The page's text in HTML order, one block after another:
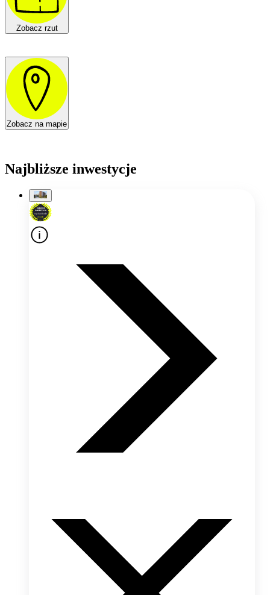
Zobacz rzut
Zobacz na mapie
Najbliższe inwestycje